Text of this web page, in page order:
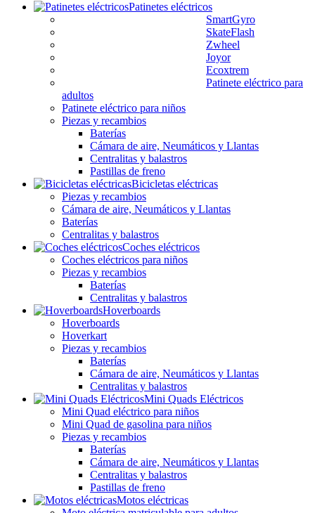
Patinetes eléctricos
SmartGyro
SkateFlash
Zwheel
Joyor
Ecoxtrem
Patinete eléctrico para
adultos
Patinete eléctrico para niños
Piezas y recambios
Baterías
Cámara de aire, Neumáticos y Llantas
Centralitas y balastros
Pastillas de freno
Bicicletas eléctricas
Piezas y recambios
Cámara de aire, Neumáticos y Llantas
Baterías
Centralitas y balastros
Coches eléctricos
Coches eléctricos para niños
Piezas y recambios
Baterías
Centralitas y balastros
Hoverboards
Hoverboards
Hoverkart
Piezas y recambios
Baterías
Cámara de aire, Neumáticos y Llantas
Centralitas y balastros
Mini Quads Eléctricos
Mini Quad eléctrico para niños
Mini Quad de gasolina para niños
Piezas y recambios
Baterías
Cámara de aire, Neumáticos y Llantas
Centralitas y balastros
Pastillas de freno
Motos eléctricas